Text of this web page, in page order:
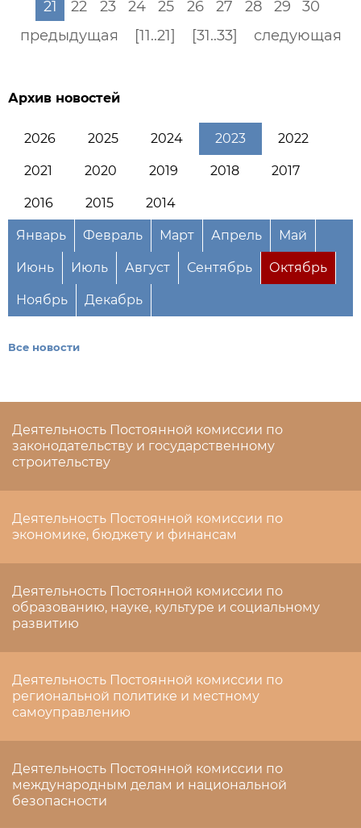
предыдущая [11..21]
21 22 23 24 25 26 27 28 29
30
[31..33]
следующая
Архив новостей
2026 2025 2024 2023 2022
2021 2020 2019 2018 2017
2016 2015 2014
Январь Февраль Март Апрель Май
Июнь Июль Август Сентябрь Октябрь
Ноябрь Декабрь
Все новости
Деятельность Постоянной комиссии по
законодательству и государственному
строительству
Деятельность Постоянной комиссии по
экономике, бюджету и финансам
Деятельность Постоянной комиссии по
образованию, науке, культуре и социальному
развитию
Деятельность Постоянной комиссии по
региональной политике и местному
самоуправлению
Деятельность Постоянной комиссии по
международным делам и национальной
безопасности